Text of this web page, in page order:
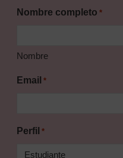
Nombre completo *
Nombre
Email *
Perfil *